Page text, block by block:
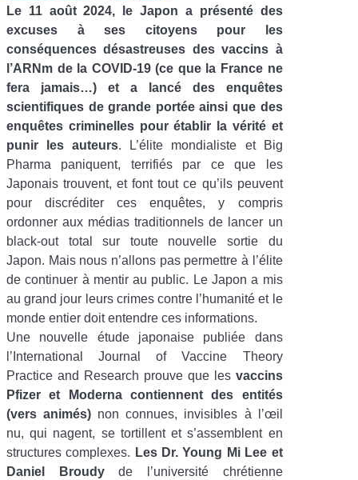
Le 11 août 2024, le Japon a présenté des
excuses à ses citoyens pour les
conséquences désastreuses des vaccins à
l’ARNm de la COVID-19 (ce que la France ne
fera jamais…) et a lancé des enquêtes
scientifiques de grande portée ainsi que des
enquêtes criminelles pour établir la vérité et
punir les auteurs. L’élite mondialiste et Big
Pharma paniquent, terrifiés par ce que les
Japonais trouvent, et font tout ce qu’ils peuvent
pour discréditer ces enquêtes, y compris
ordonner aux médias traditionnels de lancer un
black-out total sur toute nouvelle sortie du
Japon. Mais nous n’allons pas permettre à l’élite
de continuer à mentir au public. Le Japon a mis
au grand jour leurs crimes contre l’humanité et le
monde entier doit entendre ces informations.
Une nouvelle étude japonaise publiée dans
l’International Journal of Vaccine Theory
Practice and Research prouve que les vaccins
Pfizer et Moderna contiennent des entités
(vers animés) non connues, invisibles à l’œil
nu, qui nagent, se tortillent et s’assemblent en
structures complexes. Les Dr. Young Mi Lee et
Daniel Broudyde l’université chrétienne